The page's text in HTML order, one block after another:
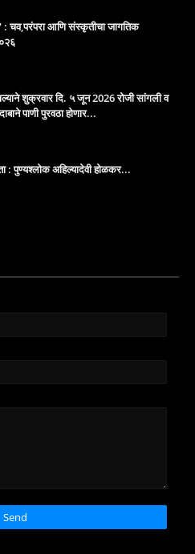
: चव,परंपरा आणि संस्कृतीचा जागतिक
शुक्रवार दि. ५ जून 2026 रोजी सांगली व
पाणी पुरवठा होणार...
: पुण्यश्लोक अहिल्यादेवी होळकर...